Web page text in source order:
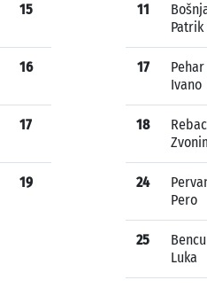
15
16
17
19
11
Patrik
17
Pehar
Ivano
18
Rebac
24
Pero
25
Luka